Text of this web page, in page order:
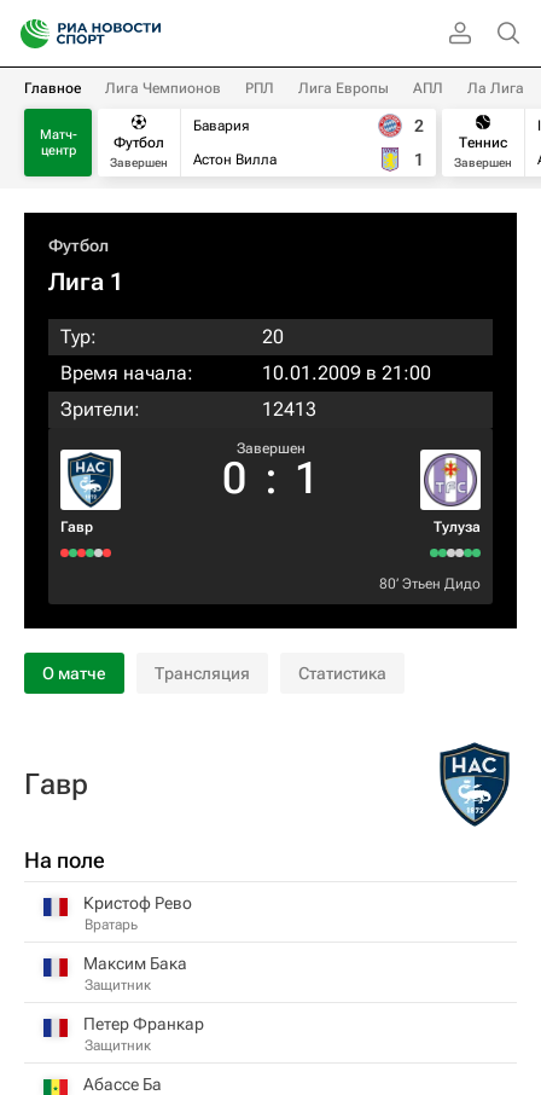
Главное Лига Чемпионов РПЛ Лига Европы АПЛ Ла Лига
Матч-
центр
Футбол
Завершен
Бавария
Астон Вилла
2
1
Теннис
Завершен
Футбол
Лига 1
Тур:
20
Время начала:
10.01.2009 в 21:00
Зрители:
12413
Гавр
Завершен
0 : 1
Тулуза
80‎’‎ Этьен Дидо
О матче Трансляция Статистика
Гавр
На поле
Кристоф Рево
Вратарь
Максим Бака
Защитник
Петер Франкар
Защитник
Абассе Ба